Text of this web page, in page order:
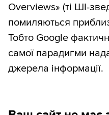
Overviews» (ті ШІ-
помиляються
Тобто Google
самої парадигми
джерела інформації.